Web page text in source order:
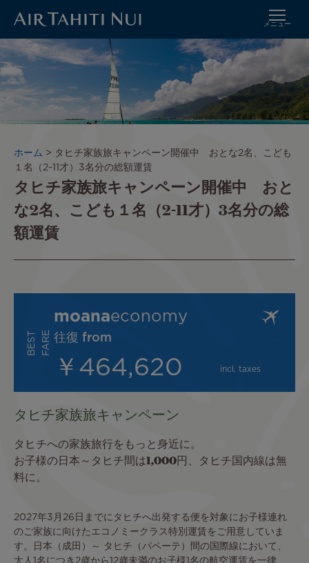
イ
ン
メニュー
メ
ー
パ
ン
く
ず
ホーム
タヒチ家族旅キャンペーン開催中 おとな2名、こども
１名（2-11才）3名分の総額運賃
タヒチ家族旅キャンペーン開催中 おと
な2名、こども１名（2-11才）3名分の総
額運賃
タヒチ家族旅キャンペーン
タヒチへの家族旅行をもっと身近に。
お子様の日本～タヒチ間は1,000円、タヒチ国内線は無
料に。
2027年3月26日までにタヒチへ出発する便を対象にお子様連れ
のご家族に向けたエコノミークラス特別運賃をご用意していま
す。日本（成田）～ タヒチ（パペーテ）間の国際線において、
大人1名につき2歳から12歳未満のお子様1名の航空運賃を一律
B
E
S
T
F
A
R E
moanaeconomy
往復 from
￥464,620 incl. taxes